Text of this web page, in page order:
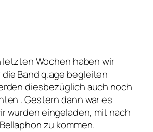
letzten Wochen haben wir
Band q.age begleiten
diesbezüglich auch noch
. Gestern dann war es
wurden eingeladen, mit nach
zu kommen.